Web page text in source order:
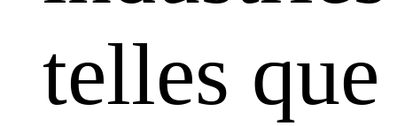
telles que